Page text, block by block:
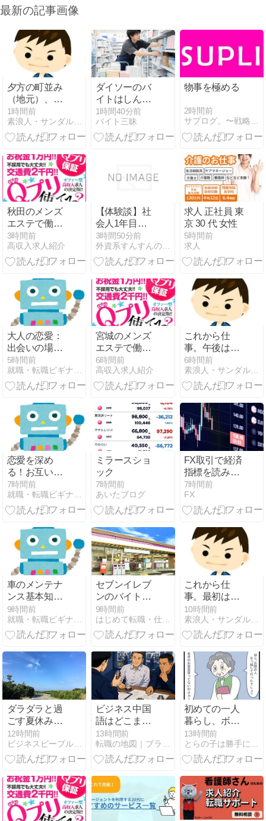
最新の記事画像
夕方の町並み
（地元）、駅
前広場に風が
吹く。
1時間前
素浪人・サンダルニャーゴの日々。
ダイソーのバ
イトはしんど
い？きつい理
由と仕事内
容・時給・面
1時間40分前
バイト三昧
物事を極める
2時間前
サプログ。〜戦略的就活心理〜
秋田のメンズ
エステで働き
たい女性へ｜
秋田市・横
手・大仙・由
選びと未経
験・年齢・体
型・求人条件
を徹底解説
3時間前
高収入求人紹介
【体験談】社
会人1年目が
働きながら
IELTSをOA6.5
まで独学突破
塾なし・対策
本と過去問だ
けで海外大学
へ
3時間50分前
外資系すんすんの秘密メモ｜人生を豊かにする考え方と戦略
求人 正社員 東
京 30 代 女性
5時間前
求人
大人の恋愛：
出会いの場と
活用法ガイド
5時間前
就職・転職ビギナーズマガジン
宮城のメンズ
エステで働き
たい女性へ｜
仙台・石巻・
大崎など街選
験・年齢・体
型・求人条件
まで徹底ガイ
ド
6時間前
高収入求人紹介
これから仕
事。午後はど
うなるか。
6時間前
素浪人・サンダルニャーゴの日々。
恋愛を深め
る！お互いを
驚かせるサプ
ライズアイデ
ア集
7時間前
就職・転職ビギナーズマガジン
ミラースショ
ック
7時間前
あいたブログ
FX取引で経済
指標を読み取
る方法と市場
への影響
7時間前
FX
車のメンテナ
ンス基本知識
で悩み解消！
9時間前
セブンイレブ
ンのバイトは
「きつい」
の？口コミ評
判や仕事内容
く解説！
9時間前
はじめて転職・仕事探し
これから仕
事。最初は午
前の仕事。
10時間前
素浪人・サンダルニャーゴの日々。
ダラダラと過
ごす夏休み、
を満喫中
12時間前
ビジネスピープル共和国
ビジネス中国
語はどこまで
必要？挨拶レ
ベルだった私
が商談で使う
13時間前
初めての一人
暮らし、ボロ
家に住むこと
になりました
(１７)
13時間前